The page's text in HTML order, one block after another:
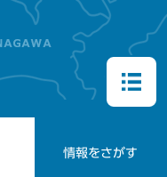
情報をさがす